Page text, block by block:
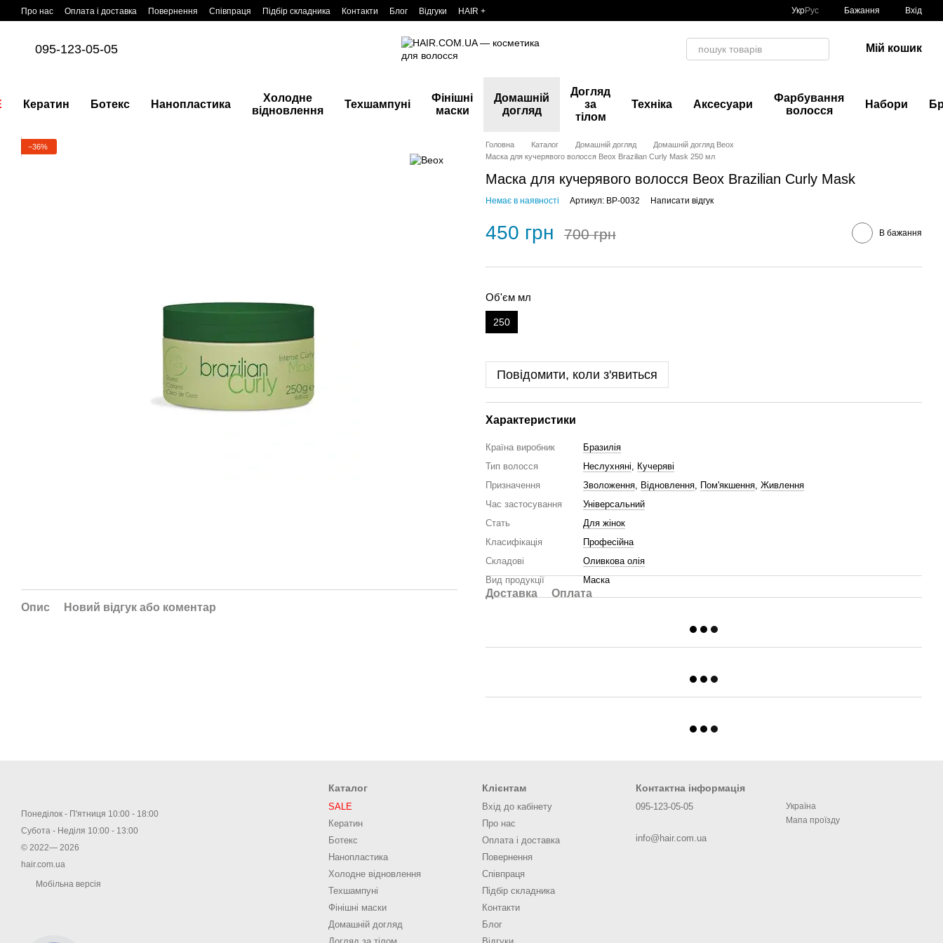
Перейти до основного контенту
Про нас Оплата і доставка Повернення Співпраця Підбір складника Контакти Блог Відгуки HAIR + УкрРус Бажання Вхід
095-123-05-05 Мій кошик
Кератин Ботекс Нанопластика
Холодне
відновлення
Техшампуні
Фінішні
маски
Домашній
догляд
Догляд
за
тілом
Техніка Аксесуари
Фарбування
волосся
Набори
−36%
Опис Новий відгук або коментар
Головна Каталог Домашній догляд
Домашній догляд Beox
Маска для кучерявого волосся Beox Brazilian Curly Mask 250 мл
Маска для кучерявого волосся Beox Brazilian Curly Mask
Немає в наявності Артикул: BP-0032 Написати відгук
450 грн 700 грн В бажання
Об'єм мл
250
Повідомити, коли з'явиться
Характеристики
Країна виробник
Бразилія
Тип волосся
Неслухняні, Кучеряві
Призначення
Зволоження, Відновлення, Пом'якшення, Живлення
Час застосування
Універсальний
Стать
Для жінок
Класифікація
Професійна
Складові
Оливкова олія
Вид продукції
Маска
Доставка Оплата
Понеділок - П'ятниця 10:00 - 18:00
Субота - Неділя 10:00 - 13:00
© 2022— 2026
hair.com.ua
Мобільна версія
Каталог
SALE
Кератин
Ботекс
Нанопластика
Холодне відновлення
Техшампуні
Фінішні маски
Домашній догляд
Клієнтам
Вхід до кабінету
Про нас
Оплата і доставка
Повернення
Співпраця
Підбір складника
Контакти
Блог
Контактна інформація
095-123-05-05
info@hair.com.ua
Україна
Мапа проїзду